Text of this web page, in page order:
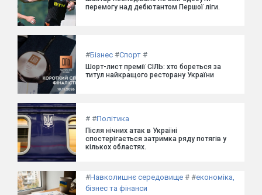
перемогу над дебютантом Першої ліги.
#Бізнес #Спорт #
Шорт-лист премії СІЛЬ: хто бореться за
титул найкращого ресторану України
# #Політика
Після нічних атак в Україні
спостерігається затримка ряду потягів у
кількох областях.
#Навколишнє середовище # #економіка,
бізнес та фінанси